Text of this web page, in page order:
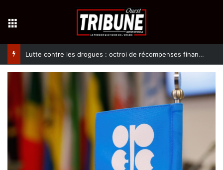
Lutte contre les drogues : octroi de récompenses financières aux dénonciateurs de trafiquants